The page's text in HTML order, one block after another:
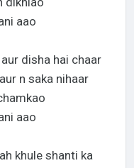
aao
disha hai chaar
n saka nihaar
aao
khule shanti ka